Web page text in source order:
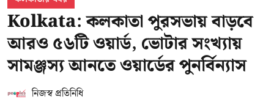
Kolkata: কলকাতা পুরসভায় বাড়বে
আরও ৫৬টি ওয়ার্ড, ভোটার সংখ্যায়
সামঞ্জস্য আনতে ওয়ার্ডের পুনর্বিন্যাস
নিজস্ব প্রতিনিধি